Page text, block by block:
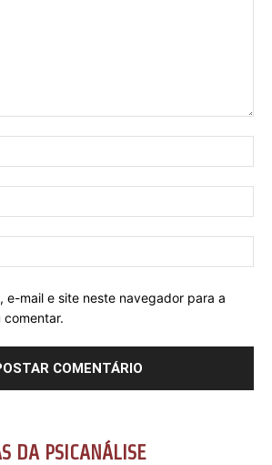
e-mail e site neste navegador para a
DA PSICANÁLISE